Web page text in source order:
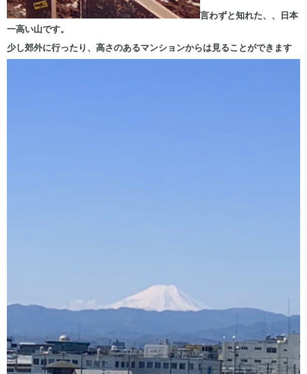
言わずと知れた、、日本
一高い山です。
少し郊外に行ったり、高さのあるマンションからは見ることができます